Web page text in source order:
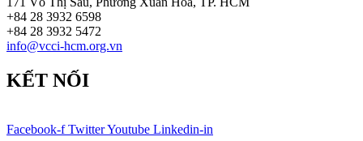
+84 28 3932 6598
+84 28 3932 5472
info@vcci-hcm.org.vn
KẾT NỐI
Facebook-f TwitterYoutube Linkedin-in